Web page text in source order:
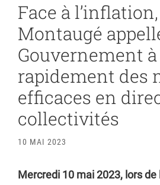
Face à
Montaugé
Gouvernement
rapidement des
efficaces en
collectivités
10 MAI 2023
Mercredi 10 mai 2023, lors de